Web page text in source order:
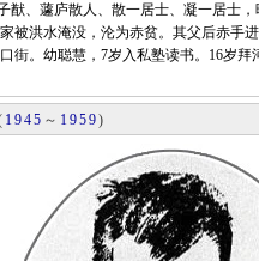
、蘧庐散人、散一居士、凝一居士
被洪水淹没，沦为赤贫。其父后赤手
街。幼聪慧，7岁入私塾读书。16岁
1945 ～ 1959)